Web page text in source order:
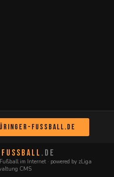
Fussball.de
FUSSBALL .DE
im Internet · powered by zLiga
CMS